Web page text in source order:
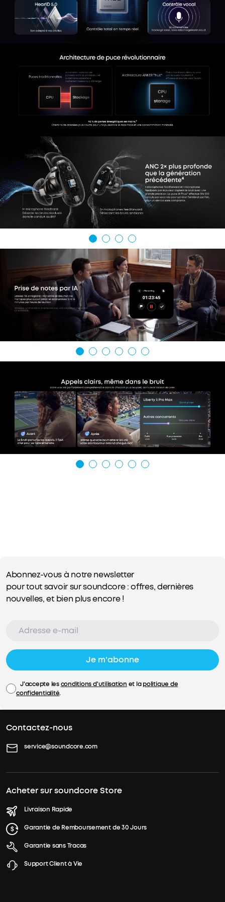
Abonnez-vous à notre newsletter
pour tout savoir sur soundcore : offres, dernières
nouvelles, et bien plus encore !
Je m'abonne
J'accepte lesconditions d'utilisation et lapolitique de
confidentialité.
Contactez-nous
service@soundcore.com
Acheter sur soundcore Store
Livraison Rapide
Garantie de Remboursement de 30 Jours
Garantie sans Tracas
Support Client à Vie